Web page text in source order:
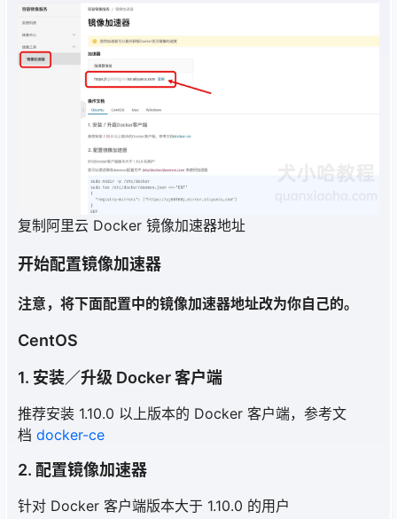
复制阿里云 Docker 镜像加速器地址
开始配置镜像加速器
注意，将下面配置中的镜像加速器地址改为你自己的。
CentOS
1. 安装／升级 Docker 客户端
推荐安装 1.10.0 以上版本的 Docker 客户端，参考文
档 docker-ce
2. 配置镜像加速器
针对 Docker 客户端版本大于 1.10.0 的用户